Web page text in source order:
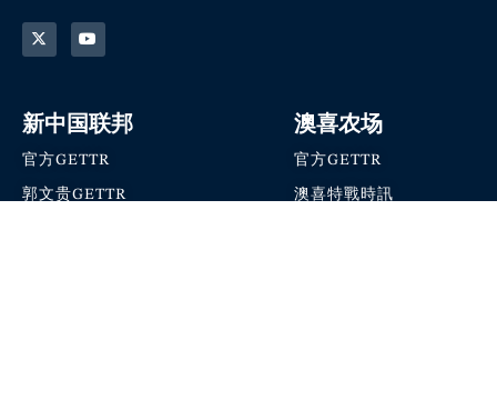
新中国联邦
官方GETTR
郭文贵GETTR
澳喜农场
官方GETTR
澳喜特戰時訊